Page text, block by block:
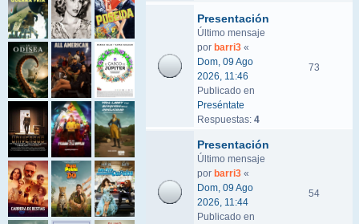
Presentación
Último mensaje
por barri3 «
Dom, 09 Ago
2026, 11:46
Publicado en
Preséntate
Respuestas: 4
73
Presentación
Último mensaje
por barri3 «
Dom, 09 Ago
2026, 11:44
Publicado en
54